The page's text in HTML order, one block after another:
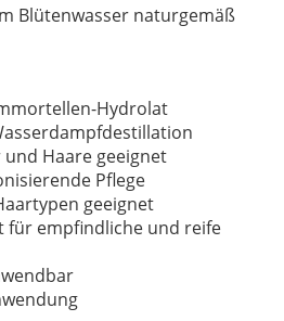
Blütenwasser naturgemäß
Hydrolat
und Haare geeignet
Pflege
geeignet
für empfindliche und reife